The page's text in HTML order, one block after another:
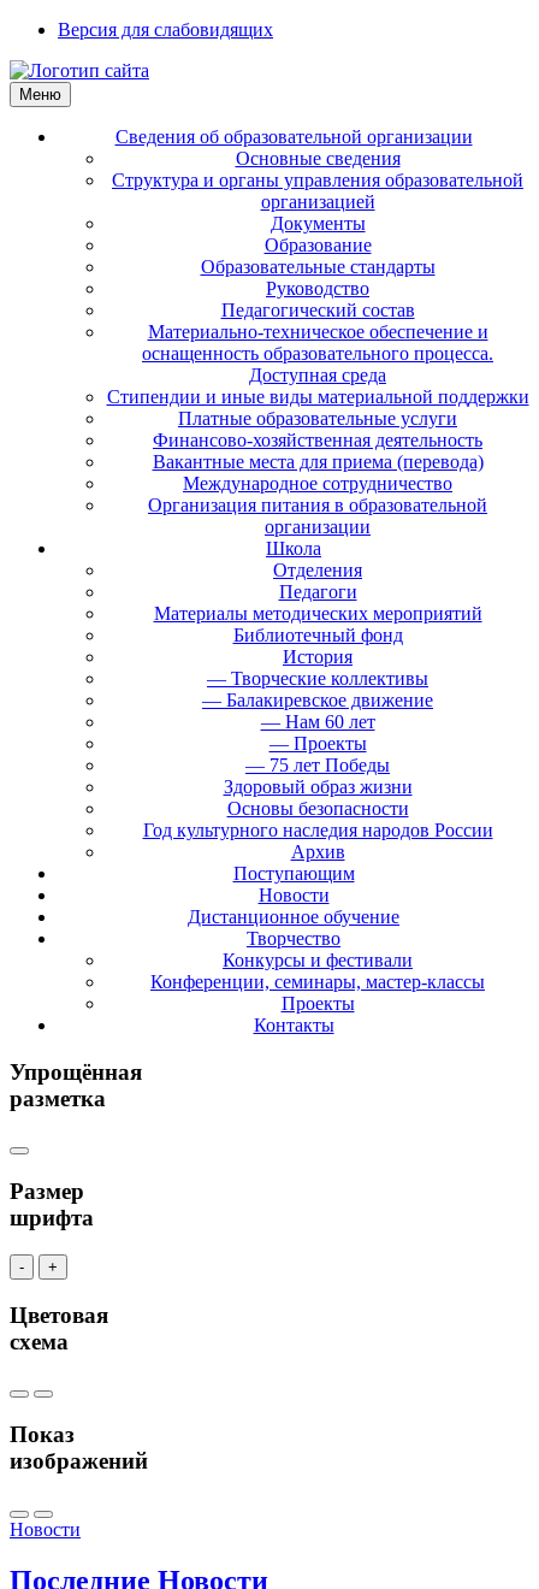
Версия для слабовидящих
Меню
Сведения об образовательной организации
Основные сведения
Структура и органы управления образовательной
организацией
Документы
Образование
Образовательные стандарты
Руководство
Педагогический состав
Материально-техническое обеспечение и
оснащенность образовательного процесса.
Доступная среда
Стипендии и иные виды материальной поддержки
Платные образовательные услуги
Финансово-хозяйственная деятельность
Вакантные места для приема (перевода)
Международное сотрудничество
Организация питания в образовательной
организации
Школа
Отделения
Педагоги
Материалы методических мероприятий
Библиотечный фонд
История
— Творческие коллективы
— Балакиревское движение
— Нам 60 лет
— Проекты
— 75 лет Победы
Здоровый образ жизни
Основы безопасности
Год культурного наследия народов России
Архив
Поступающим
Новости
Дистанционное обучение
Творчество
Конкурсы и фестивали
Конференции, семинары, мастер-классы
Проекты
Контакты
Упрощённая
разметка
Размер
шрифта
- +
Цветовая
схема
Показ
изображений
Новости
Последние Новости